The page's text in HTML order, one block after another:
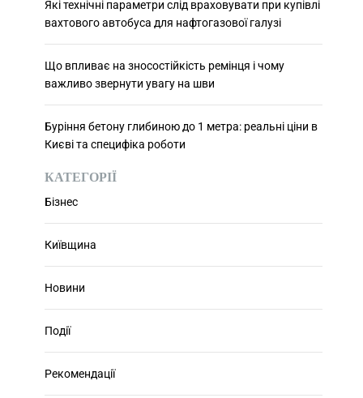
Які технічні параметри слід враховувати при купівлі
вахтового автобуса для нафтогазової галузі
Що впливає на зносостійкість ремінця і чому
важливо звернути увагу на шви
Буріння бетону глибиною до 1 метра: реальні ціни в
Києві та специфіка роботи
КАТЕГОРІЇ
Бізнес
Київщина
Новини
Події
Рекомендації